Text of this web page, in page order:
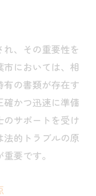
、その重要性を
においては、相
の書類が存在す
確かつ迅速に準備
のサポートを受け
法的トラブルの原
要です。